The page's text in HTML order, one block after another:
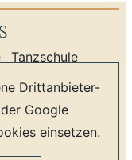
Tanzschule
Newsletter
*
rosental.de
Drittanbieter-
Google
einsetzen.